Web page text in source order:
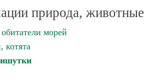
природа, животные
морей
котята